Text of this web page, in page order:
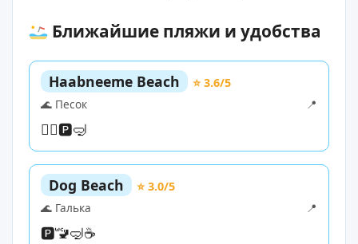
Ближайшие пляжи и удобства
Haabneeme Beach
⭐ 3.6/5
🌊 Песок
📍
🏊‍♀️🅿️🤿
Dog Beach
⭐ 3.0/5
🌊 Галька
📍
🅿️🚾🤿☕